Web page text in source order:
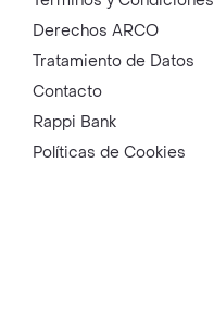
Derechos ARCO
Tratamiento de Datos
Contacto
Rappi Bank
Políticas de Cookies